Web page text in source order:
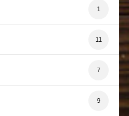
1
11
7
9